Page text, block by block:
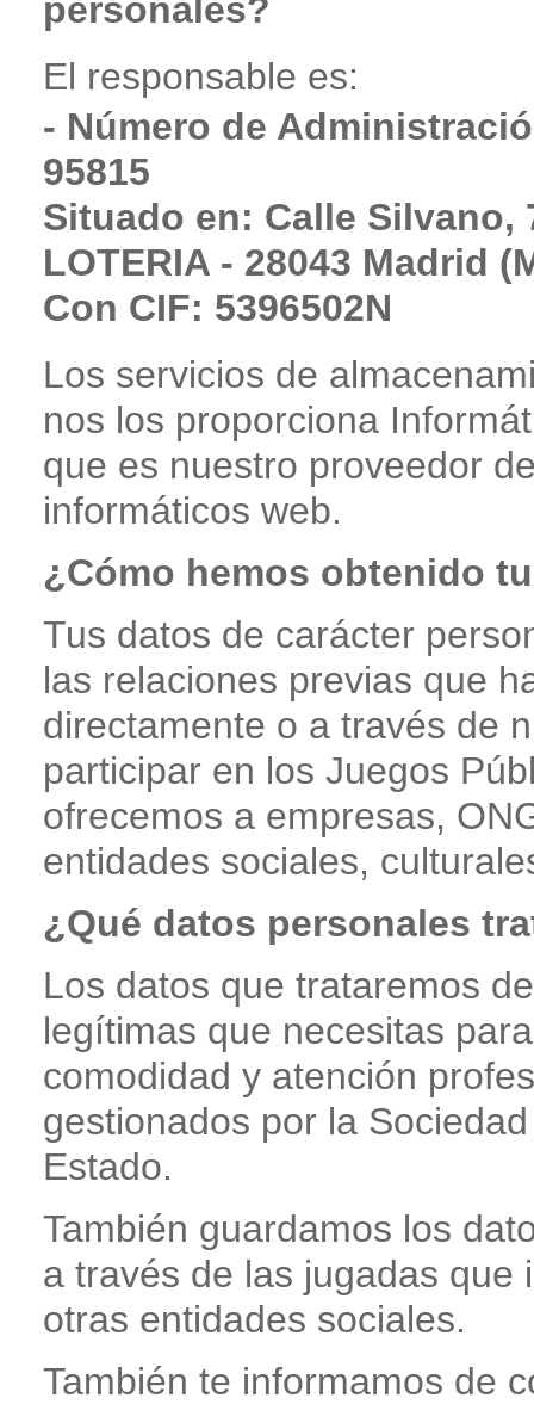
personales?
El responsable es:
- Número de
95815
Situado en: Calle Silvano,
LOTERIA - 28043 Madrid
Con CIF: 5396502N
Los servicios de
nos los proporciona
que es nuestro proveedor
informáticos web.
¿Cómo hemos obtenido
Tus datos de carácter
las relaciones previas que
directamente o a través de
participar en los Juegos
ofrecemos a empresas,
entidades sociales,
¿Qué datos personales
Los datos que trataremos
legítimas que necesitas
comodidad y atención
gestionados por la
Estado.
También guardamos los
a través de las jugadas que
otras entidades sociales.
También te informamos de